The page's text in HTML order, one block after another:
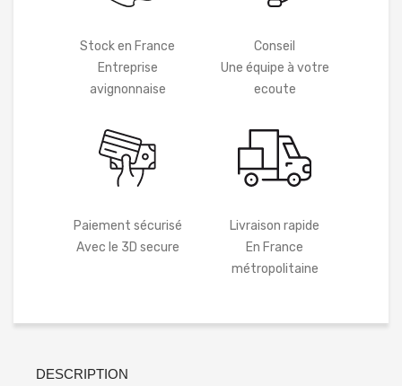
Stock en France
Entreprise
avignonnaise
Conseil
Une équipe à votre
ecoute
Paiement sécurisé
Avec le 3D secure
Livraison rapide
En France
métropolitaine
DESCRIPTION